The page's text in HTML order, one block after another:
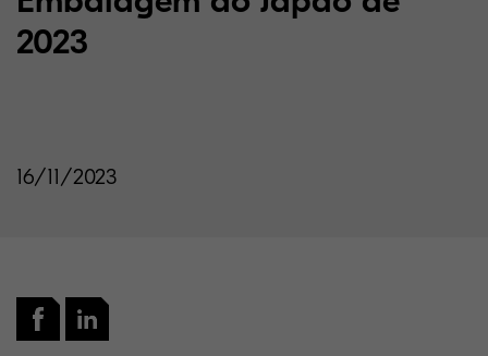
2023
16/11/2023